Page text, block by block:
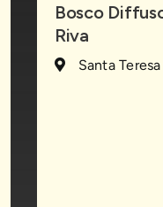
Bosco
Riva
Santa